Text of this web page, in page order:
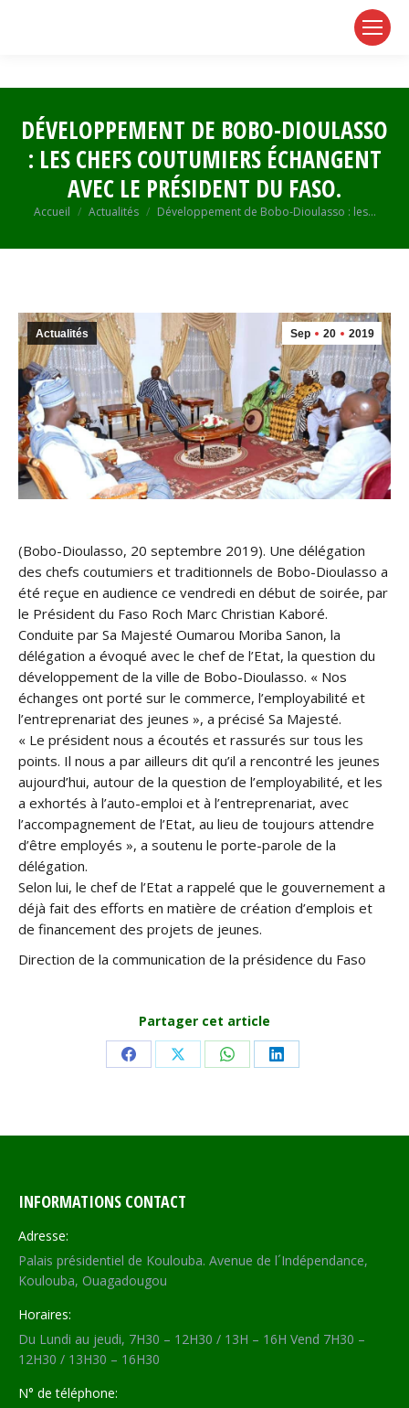
DÉVELOPPEMENT DE BOBO-DIOULASSO
: LES CHEFS COUTUMIERS ÉCHANGENT
AVEC LE PRÉSIDENT DU FASO.
Vous êtes ici :
Accueil Actualités Développement de Bobo-Dioulasso : les…
Sep 20 2019
Actualités
(Bobo-Dioulasso, 20 septembre 2019). Une délégation
des chefs coutumiers et traditionnels de Bobo-Dioulasso a
été reçue en audience ce vendredi en début de soirée, par
le Président du Faso Roch Marc Christian Kaboré.
Conduite par Sa Majesté Oumarou Moriba Sanon, la
délégation a évoqué avec le chef de l’Etat, la question du
développement de la ville de Bobo-Dioulasso. « Nos
échanges ont porté sur le commerce, l’employabilité et
l’entreprenariat des jeunes », a précisé Sa Majesté.
« Le président nous a écoutés et rassurés sur tous les
points. Il nous a par ailleurs dit qu’il a rencontré les jeunes
aujourd’hui, autour de la question de l’employabilité, et les
a exhortés à l’auto-emploi et à l’entreprenariat, avec
l’accompagnement de l’Etat, au lieu de toujours attendre
d’être employés », a soutenu le porte-parole de la
délégation.
Selon lui, le chef de l’Etat a rappelé que le gouvernement a
déjà fait des efforts en matière de création d’emplois et
de financement des projets de jeunes.
Direction de la communication de la présidence du Faso
Partager cet article
Share Share Share Share
INFORMATIONS CONTACT
Adresse:
Palais présidentiel de Koulouba. Avenue de l´Indépendance,
Koulouba, Ouagadougou
Horaires:
Du Lundi au jeudi, 7H30 – 12H30 / 13H – 16H Vend 7H30 –
12H30 / 13H30 – 16H30
N° de téléphone: